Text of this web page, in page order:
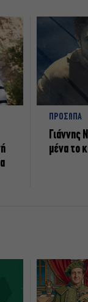
ΠΡΟΣΩΠΑ
Γιάννης
μένα το